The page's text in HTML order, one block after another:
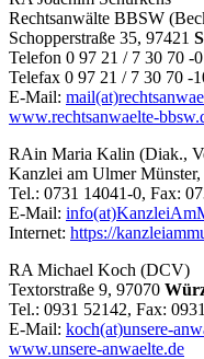
Rechtsanwälte BBSW
Schopperstraße 35, 97421
Telefon 0 97 21 / 7 30 70 -0
Telefax 0 97 21 / 7 30 70 -
E-Mail:
www.rechtsanwaelte-
RAin Maria Kalin (Diak.,
Kanzlei am Ulmer
Tel.: 0731 14041-0, Fax:
E-Mail:
Internet: https://
RA Michael Koch (DCV)
Textorstraße 9, 97070
Tel.: 0931 52142, Fax:
E-Mail: koch(at)unsere-
www.unsere-anwaelte.de